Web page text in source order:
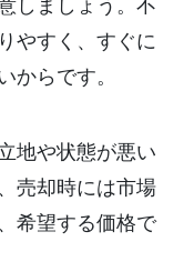
やすく、すぐに
からです。
地や状態が悪い
売却時には市場
希望する価格で